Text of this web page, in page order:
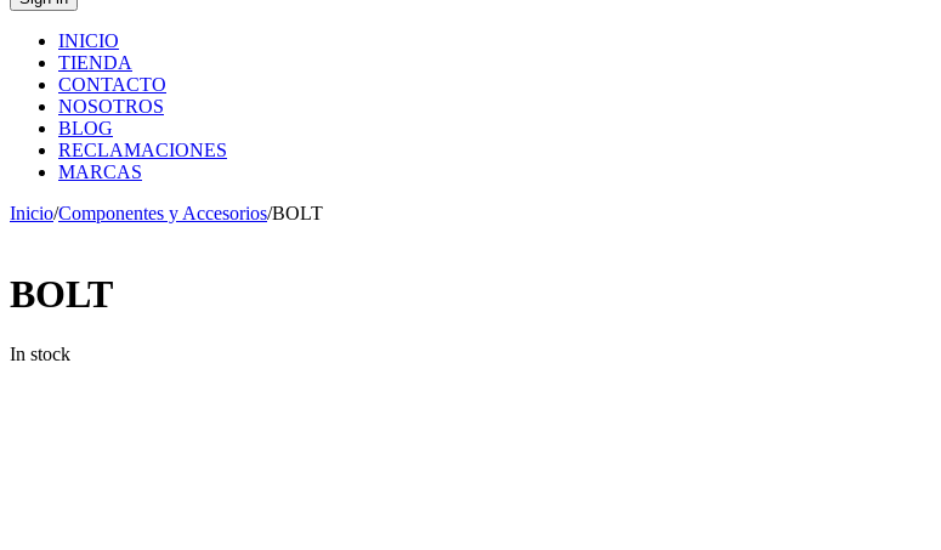
INICIO
TIENDA
CONTACTO
NOSOTROS
BLOG
RECLAMACIONES
MARCAS
Inicio/Componentes y Accesorios/BOLT
BOLT
In stock